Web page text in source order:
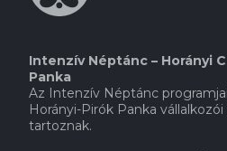
Intenzív Néptánc – Horányi
Panka
Az Intenzív Néptánc
Horányi-Pirók Panka
tartoznak.